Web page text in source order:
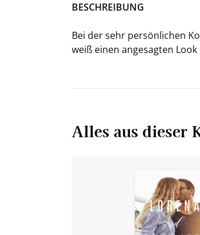
BE­SCHREI­BUNG
Bei der sehr per­sön­li­chen
weiß einen an­ge­sag­ten
Alles aus dieser